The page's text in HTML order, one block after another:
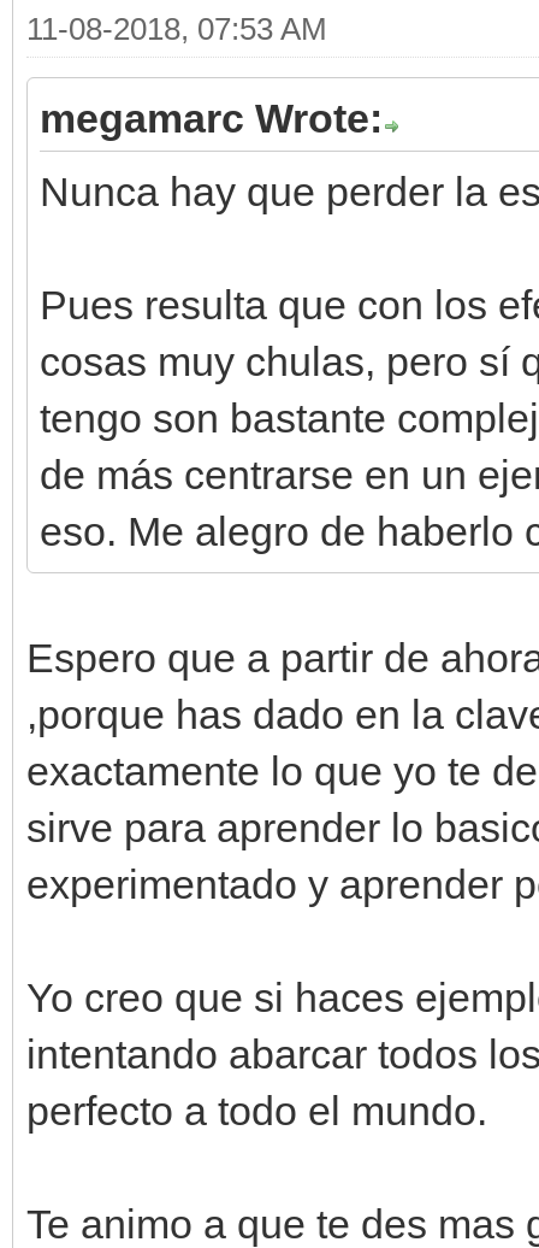
11-08-2018, 07:53 AM
megamarc Wrote:
Nunca hay que perder la
Pues resulta que con los
cosas muy chulas, pero sí
tengo son bastante
de más centrarse en un
eso. Me alegro de haberlo
Espero que a partir de
,porque has dado en la
exactamente lo que yo te
sirve para aprender lo
experimentado y aprender
Yo creo que si haces
intentando abarcar todos
perfecto a todo el mundo.
Te animo a que te des